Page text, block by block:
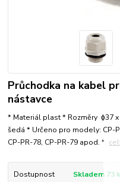
Průchodka na kabel
nástavce
* Materiál plast * Rozměry ɸ37
šedá * Určeno pro modely: CP-
CP-PR-78, CP-PR-79 apod. *
Dostupnost Skladem 73